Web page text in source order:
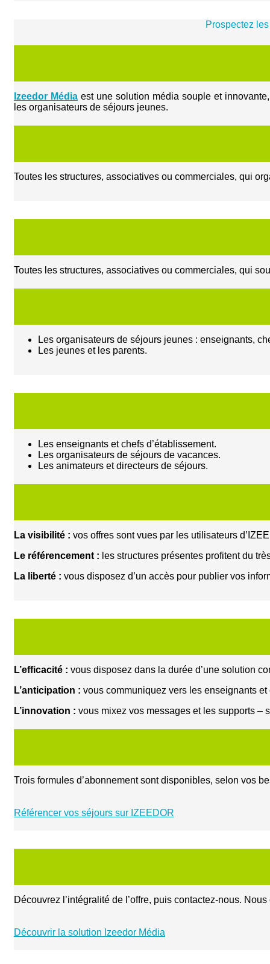
Prospectez
Izeedor Média est une solution média souple et
les organisateurs de séjours jeunes.
Toutes les structures, associatives ou commerciales, qui
Toutes les structures, associatives ou commerciales, qui
Les organisateurs de séjours jeunes : enseignants,
Les jeunes et les parents.
Les enseignants et chefs d’établissement.
Les organisateurs de séjours de vacances.
Les animateurs et directeurs de séjours.
La visibilité : vos offres sont vues par les utilisateurs
Le référencement : les structures présentes profitent du
La liberté : vous disposez d’un accès pour publier vos
L’efficacité : vous disposez dans la durée d’une solution
L’anticipation : vous communiquez vers les enseignants
L’innovation : vous mixez vos messages et les supports –
Trois formules d’abonnement sont disponibles, selon vos
Référencer vos séjours sur IZEEDOR
Découvrez l’intégralité de l’offre, puis contactez-nous.
Découvrir la solution Izeedor Média